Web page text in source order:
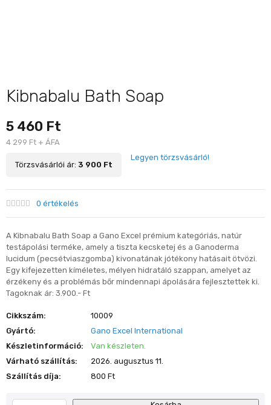
Kibnabalu Bath Soap
5 460 Ft
4 299 Ft + ÁFA
Törzsvásárlói ár: 3 900 Ft
Legyen törzsvásárló!
0 értékelés
A Kibnabalu Bath Soap a Gano Excel prémium kategóriás, natúr
testápolási terméke, amely a tiszta kecsketej és a Ganoderma
lucidum (pecsétviaszgomba) kivonatának jótékony hatásait ötvözi.
Egy kifejezetten kíméletes, mélyen hidratáló szappan, amelyet az
érzékeny és a problémás bőr mindennapi ápolására fejlesztettek ki.
Tagoknak ár: 3.900.- Ft
Cikkszám:
10009
Gyártó:
Gano Excel International
Készletinformáció:
Van készleten.
Várható szállítás:
2026. augusztus 11.
Szállítás díja:
800 Ft